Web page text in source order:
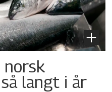
norsk
langt i år